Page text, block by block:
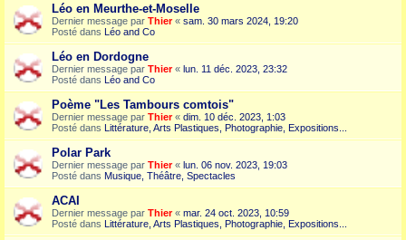
Léo en Meurthe-et-Moselle
Dernier message par Thier« sam. 30 mars 2024, 19:20
Posté dans Léo and Co
Léo en Dordogne
Dernier message par Thier« lun. 11 déc. 2023, 23:32
Posté dans Léo and Co
Poème "Les Tambours comtois"
Dernier message par Thier« dim. 10 déc. 2023, 1:03
Posté dans Littérature, Arts Plastiques, Photographie, Expositions...
Polar Park
Dernier message par Thier« lun. 06 nov. 2023, 19:03
Posté dans Musique, Théâtre, Spectacles
ACAI
Dernier message par Thier« mar. 24 oct. 2023, 10:59
Posté dans Littérature, Arts Plastiques, Photographie, Expositions...